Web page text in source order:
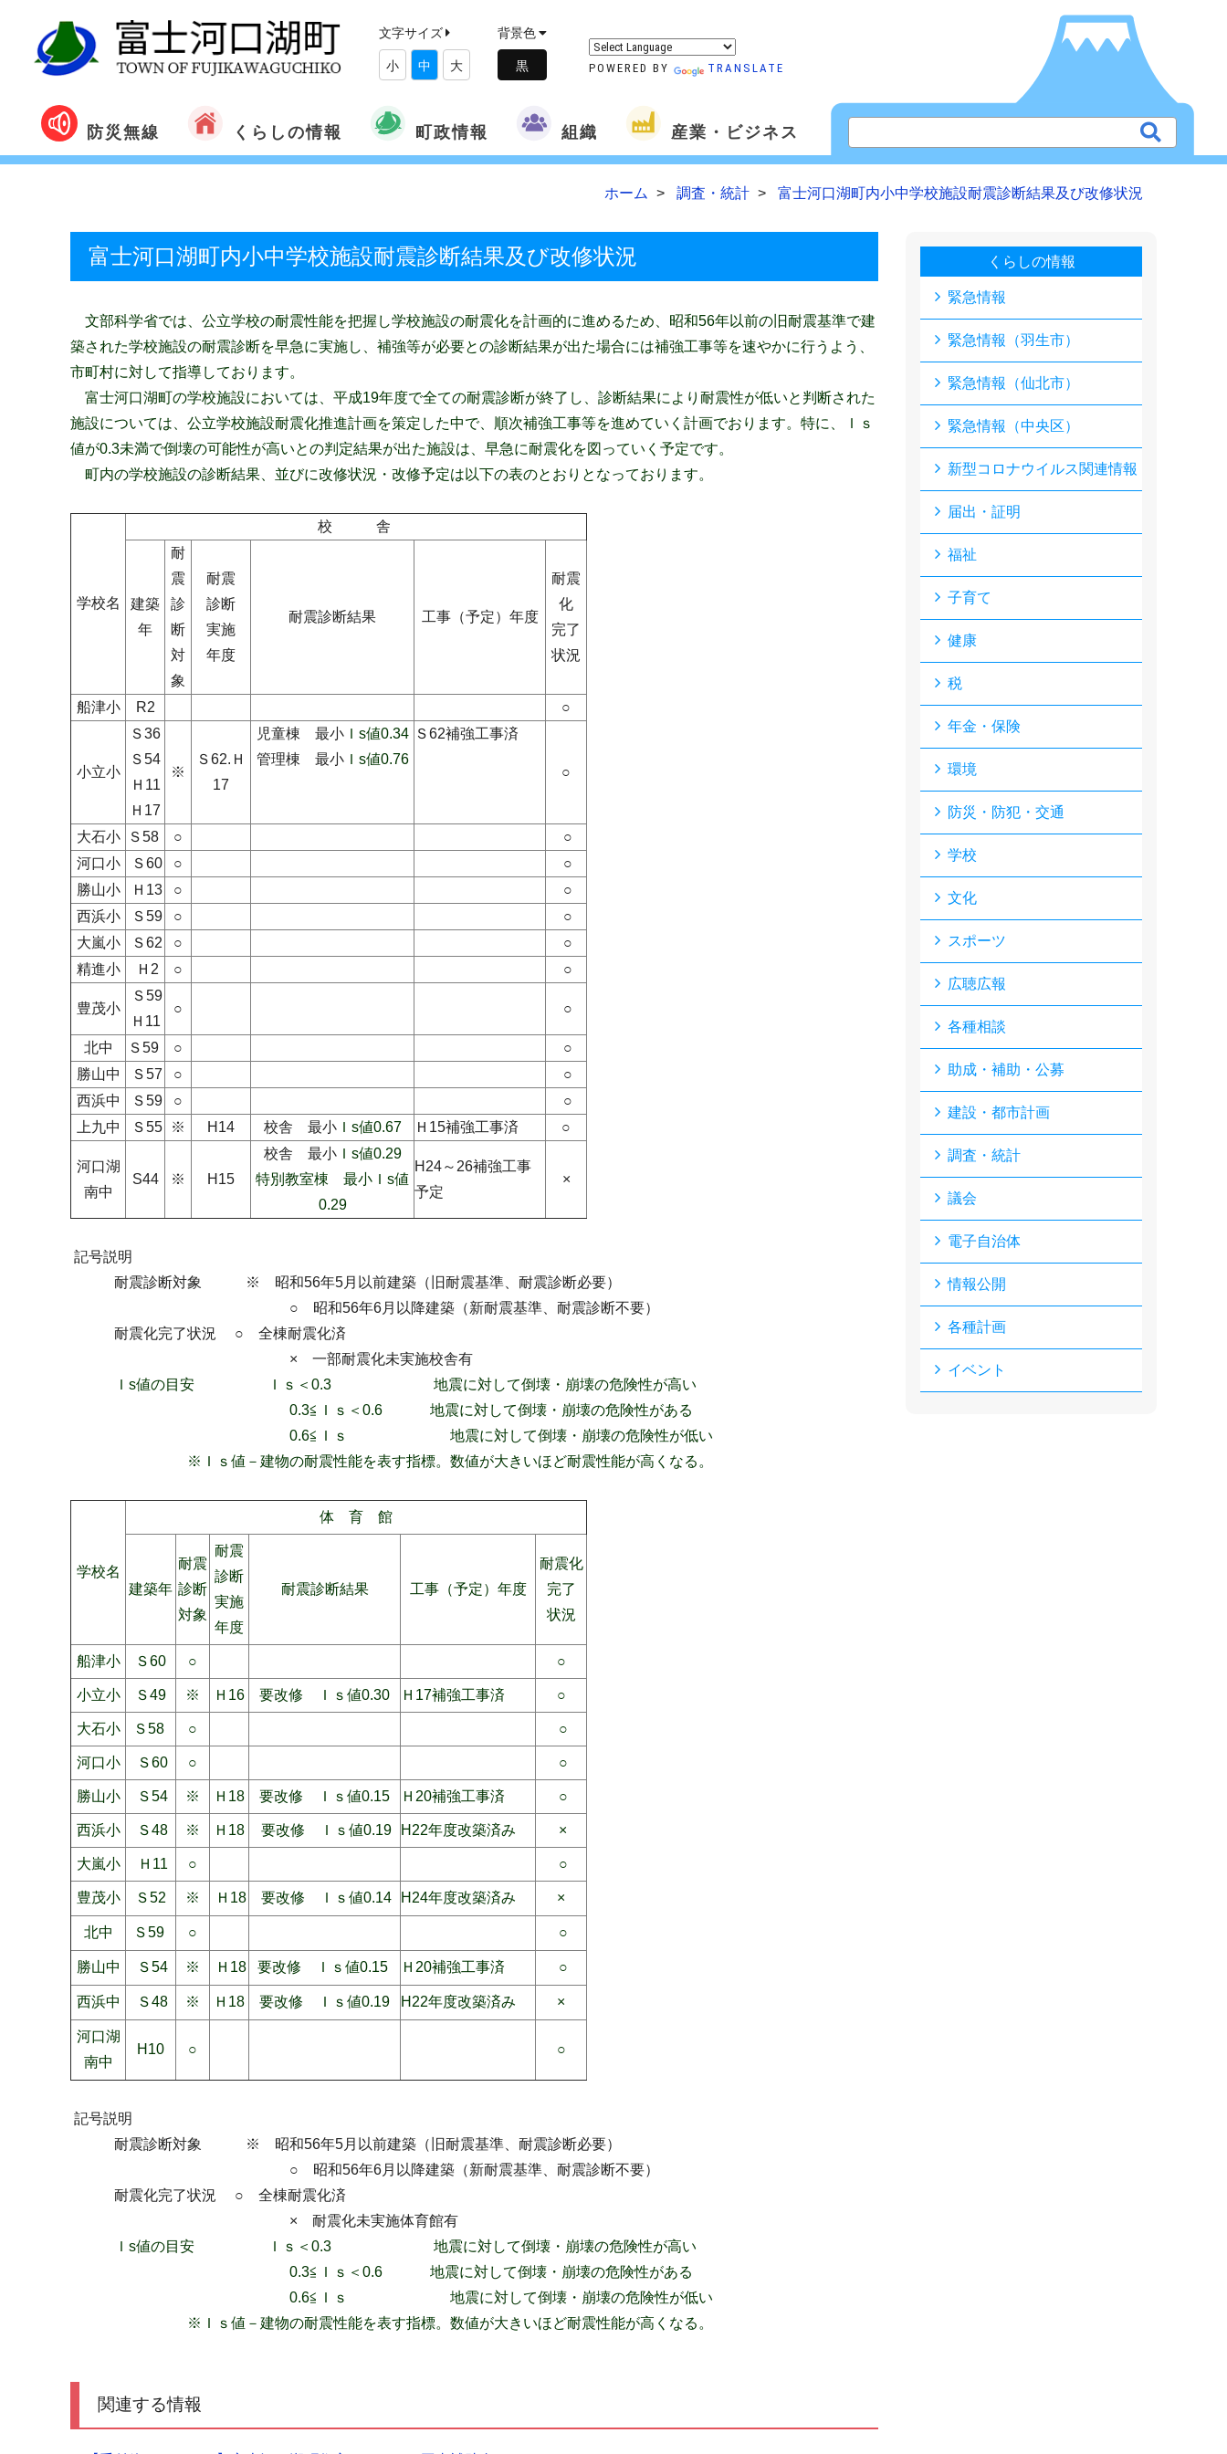
文字サイズ
小 中 大
背景色
POWERED BY TRANSLATE
防災無線 くらしの情報 町政情報 組織 産業・ビジネス
ホーム 調査・統計 富士河口湖町内小中学校施設耐震診断結果及び改修状況
富士河口湖町内小中学校施設耐震診断結果及び改修状況
文部科学省では、公立学校の耐震性能を把握し学校施設の耐震化を計画的に進めるため、昭和56年以前の旧耐震基準で建
築された学校施設の耐震診断を早急に実施し、補強等が必要との診断結果が出た場合には補強工事等を速やかに行うよう、
市町村に対して指導しております。
富士河口湖町の学校施設においては、平成19年度で全ての耐震診断が終了し、診断結果により耐震性が低いと判断された
施設については、公立学校施設耐震化推進計画を策定した中で、順次補強工事等を進めていく計画でおります。特に、Ｉｓ
値が0.3未満で倒壊の可能性が高いとの判定結果が出た施設は、早急に耐震化を図っていく予定です。
町内の学校施設の診断結果、並びに改修状況・改修予定は以下の表のとおりとなっております。
学校名
校 舎
建築
年
耐
震
診
断
対
象
耐震
診断
実施
年度
耐震診断結果 工事（予定）年度
耐震
化
完了
状況
船津小 R2 ○
小立小
Ｓ36
Ｓ54
Ｈ11
Ｈ17
※
Ｓ62.Ｈ
17
児童棟 最小Ｉs値0.34
管理棟 最小Ｉs値0.76
Ｓ62補強工事済
○
大石小 Ｓ58 ○
○
河口小
Ｓ60 ○
○
勝山小
Ｈ13 ○
○
西浜小
Ｓ59 ○
○
大嵐小
Ｓ62 ○
○
精進小
Ｈ2 ○ ○
豊茂小
Ｓ59
Ｈ11
○ ○
北中 Ｓ59 ○
○
勝山中
Ｓ57 ○
○
西浜中
Ｓ59 ○
○
上九中
Ｓ55 ※ H14 校舎 最小Ｉs値0.67 Ｈ15補強工事済 ○
河口湖
南中
S44 ※ H15
校舎 最小Ｉs値0.29
特別教室棟 最小Ｉs値
0.29
H24～26補強工事
予定
×
記号説明
耐震診断対象 ※ 昭和56年5月以前建築（旧耐震基準、耐震診断必要）
○ 昭和56年6月以降建築（新耐震基準、耐震診断不要）
耐震化完了状況 ○ 全棟耐震化済
× 一部耐震化未実施校舎有
Ｉs値の目安 Ｉｓ＜0.3 地震に対して倒壊・崩壊の危険性が高い
0.3≦Ｉｓ＜0.6 地震に対して倒壊・崩壊の危険性がある
0.6≦Ｉｓ 地震に対して倒壊・崩壊の危険性が低い
※Ｉｓ値－建物の耐震性能を表す指標。数値が大きいほど耐震性能が高くなる。
学校名
体 育 館
建築年
耐震
診断
対象
耐震
診断
実施
年度
耐震診断結果 工事（予定）年度
耐震化
完了
状況
船津小 Ｓ60 ○ ○
小立小 Ｓ49 ※ Ｈ16 要改修 Ｉｓ値0.30 Ｈ17補強工事済 ○
大石小 Ｓ58 ○ ○
河口小 Ｓ60 ○ ○
勝山小 Ｓ54 ※ Ｈ18 要改修 Ｉｓ値0.15 Ｈ20補強工事済 ○
西浜小 Ｓ48 ※ Ｈ18 要改修 Ｉｓ値0.19 H22年度改築済み ×
大嵐小 Ｈ11 ○ ○
豊茂小 Ｓ52 ※ Ｈ18 要改修 Ｉｓ値0.14 H24年度改築済み ×
北中 Ｓ59 ○ ○
勝山中 Ｓ54 ※ Ｈ18 要改修 Ｉｓ値0.15 Ｈ20補強工事済 ○
西浜中 Ｓ48 ※ Ｈ18 要改修 Ｉｓ値0.19 H22年度改築済み ×
河口湖
南中
H10 ○ ○
記号説明
耐震診断対象 ※ 昭和56年5月以前建築（旧耐震基準、耐震診断必要）
○ 昭和56年6月以降建築（新耐震基準、耐震診断不要）
耐震化完了状況 ○ 全棟耐震化済
× 耐震化未実施体育館有
Ｉs値の目安 Ｉｓ＜0.3 地震に対して倒壊・崩壊の危険性が高い
0.3≦Ｉｓ＜0.6 地震に対して倒壊・崩壊の危険性がある
0.6≦Ｉｓ 地震に対して倒壊・崩壊の危険性が低い
※Ｉｓ値－建物の耐震性能を表す指標。数値が大きいほど耐震性能が高くなる。
関連する情報
くらしの情報
緊急情報
緊急情報（羽生市）
緊急情報（仙北市）
緊急情報（中央区）
新型コロナウイルス関連情報
届出・証明
福祉
子育て
健康
税
年金・保険
環境
防災・防犯・交通
学校
文化
スポーツ
広聴広報
各種相談
助成・補助・公募
建設・都市計画
調査・統計
議会
電子自治体
情報公開
各種計画
イベント